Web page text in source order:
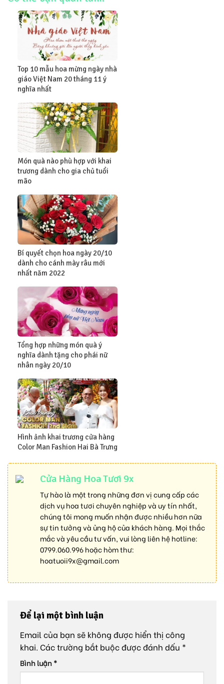
Top 10 mẫu hoa mừng ngày nhà
giáo Việt Nam 20 tháng 11 ý
nghĩa nhất
Món quà nào phù hợp với khai
trương dành cho gia chủ tuổi
mão
Bí quyết chọn hoa ngày 20/10
dành cho cánh mày râu mới
nhất năm 2022
Tổng hợp những món quà ý
nghĩa dành tặng cho phái nữ
nhân ngày 20/10
Hình ảnh khai trương cửa hàng
Color Man Fashion Hai Bà Trưng
Cửa Hàng Hoa Tươi 9x
Tự hào là một trong những đơn vị cung cấp các
dịch vụ hoa tươi chuyên nghiệp và uy tín nhất,
chúng tôi mong muốn nhận được nhiều hơn nữa
sự tin tưởng và ủng hộ của khách hàng. Mọi thắc
mắc và yêu cầu tư vấn, vui lòng liên hệ hotline:
0799.060.996hoặc hòm thư:
hoatuoii9x@gmail.com
Để lại một bình luận
Email của bạn sẽ không được hiển thị công
khai. Các trường bắt buộc được đánh dấu *
Bình luận*